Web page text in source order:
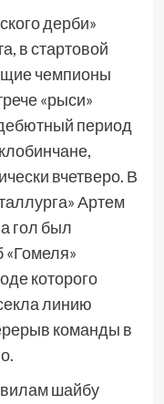
дерби»
в стартовой
чемпионы
«рыси»
период
вчетверо. В
Артем
гол был
«Гомеля»
которого
линию
команды в
шайбу